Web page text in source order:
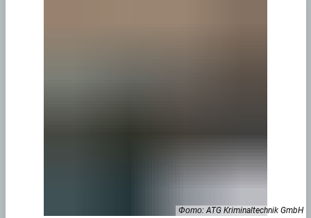
Фото: ATG Kriminaltechnik GmbH